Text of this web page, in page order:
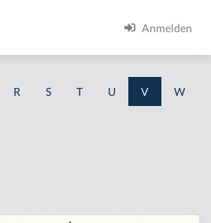
Anmelden
R S T U V W